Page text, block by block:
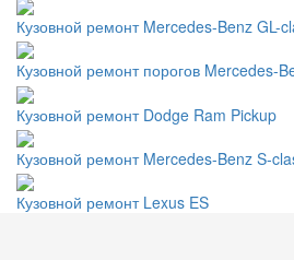
Кузовной ремонт Mercedes-Benz GL-
Кузовной ремонт порогов Mercedes-
Кузовной ремонт Dodge Ram Pickup
Кузовной ремонт Mercedes-Benz S-
Кузовной ремонт Lexus ES